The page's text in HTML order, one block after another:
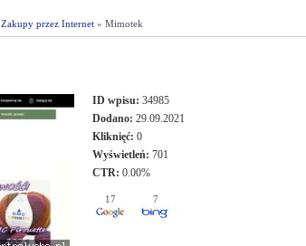
Zakupy przez Internet » Mimotek
ID wpisu: 34985
Dodano: 29.09.2021
Kliknięć: 0
Wyświetleń: 701
CTR: 0.00%
17 7